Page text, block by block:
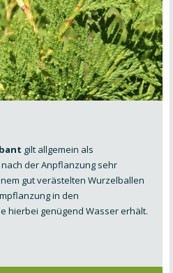
gilt allgemein als
nach der Anpflanzung sehr
gut verästelten Wurzelballen
in den
hierbei genügend Wasser erhält.